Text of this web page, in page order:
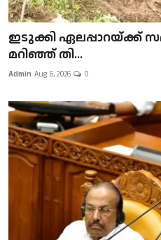
ഇടുക്കി ഏലപ്പാറയ്ക്ക്
മറിഞ്ഞ് തി...
Admin Aug 6, 2026 0